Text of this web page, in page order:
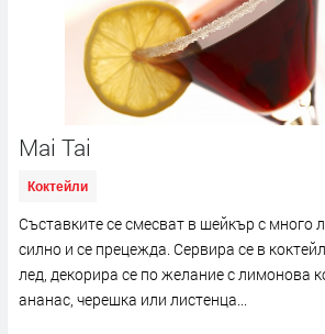
Mai Tai
Коктейли
Съставките се смесват в шейкър с много
силно и се прецежда. Сервира се в
лед, декорира се по желание с лимонова
ананас, черешка или листенца...